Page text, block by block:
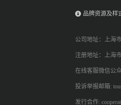
品牌资源及样
公司地址：上海
注册地址：上海
在线客服微信公
投诉举报邮箱:
发行合作: